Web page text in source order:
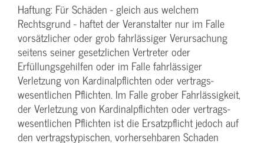
Haftung: Für Schäden - gleich aus welchem
Rechtsgrund - haftet der Veranstalter nur im Falle
vorsätzlicher oder grob fahrlässiger Verursachung
seitens seiner gesetzlichen Vertreter oder
Erfüllungsgehilfen oder im Falle fahrlässiger
Verletzung von Kardinalpflichten oder vertrags­
wesentlichen Pflichten. Im Falle grober Fahrlässigkeit,
der Verletzung von Kardinalpflichten oder vertrags­
wesentlichen Pflichten ist die Ersatzpflicht jedoch auf
den vertragstypischen, vorhersehbaren Schaden